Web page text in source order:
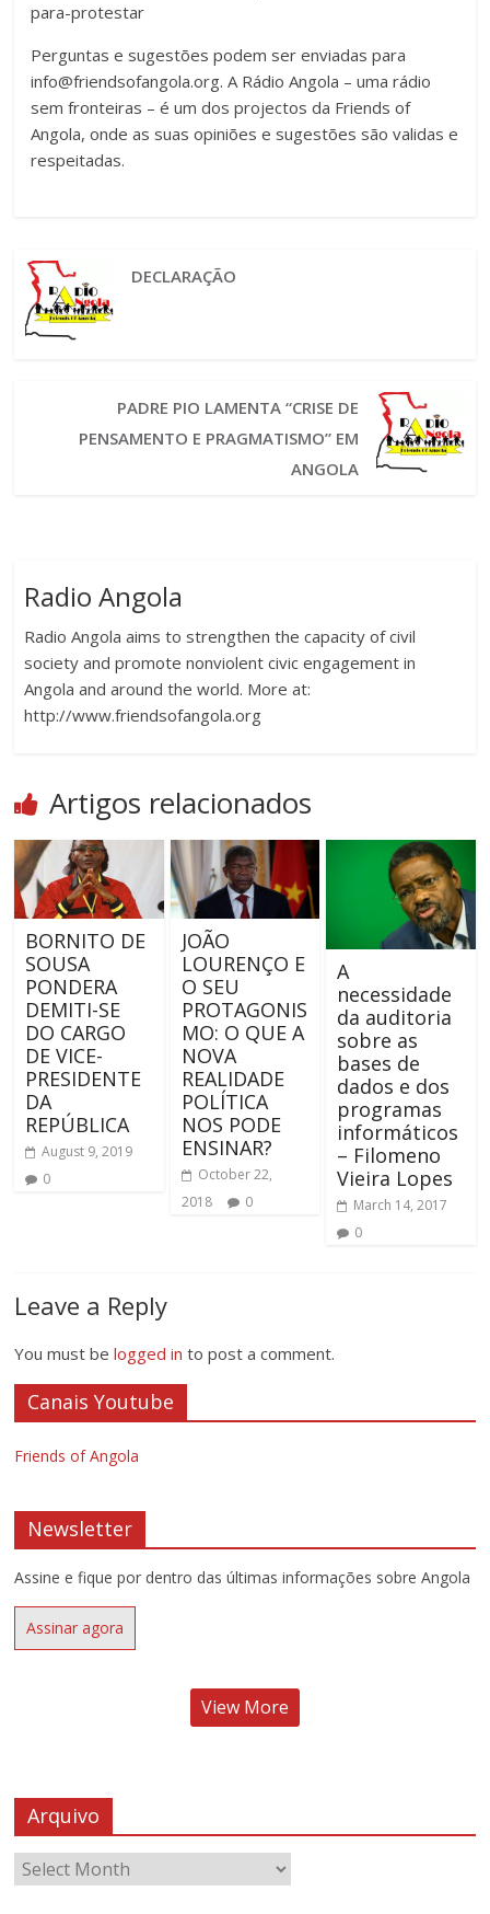
para-protestar
Perguntas e sugestões podem ser enviadas para
info@friendsofangola.org. A Rádio Angola – uma rádio
sem fronteiras – é um dos projectos da Friends of
Angola, onde as suas opiniões e sugestões são validas e
respeitadas.
DECLARAÇÃO
PADRE PIO LAMENTA “CRISE DE
PENSAMENTO E PRAGMATISMO” EM
ANGOLA
Radio Angola
Radio Angola aims to strengthen the capacity of civil
society and promote nonviolent civic engagement in
Angola and around the world. More at:
http://www.friendsofangola.org
Artigos relacionados
BORNITO DE
SOUSA
PONDERA
DEMITI-SE
DO CARGO
DE VICE-
PRESIDENTE
DA
REPÚBLICA
August 9, 2019
0
JOÃO
LOURENÇO E
O SEU
PROTAGONIS
MO: O QUE A
NOVA
REALIDADE
POLÍTICA
NOS PODE
ENSINAR?
October 22,
2018
0
A
necessidade
da auditoria
sobre as
bases de
dados e dos
programas
informáticos
– Filomeno
Vieira Lopes
March 14, 2017
0
Leave a Reply
You must belogged in to post a comment.
Canais Youtube
Friends of Angola
Newsletter
Assine e fique por dentro das últimas informações sobre Angola
Assinar agora
View More
Arquivo